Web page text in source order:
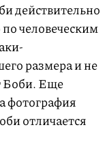
действительно
человеческим
размера и не
Боби. Еще
фотография
отличается